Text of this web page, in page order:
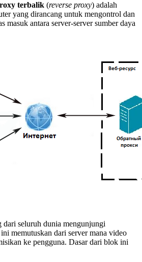
terbalik (reverse proxy) adalah
yang dirancang untuk mengontrol dan
masuk antara server-server sumber daya
seluruh dunia mengunjungi
memutuskan dari server mana video
ke pengguna. Dasar dari blok ini